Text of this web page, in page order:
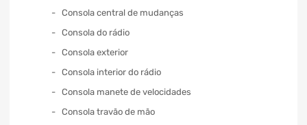
Consola central de mudanças
Consola do rádio
Consola exterior
Consola interior do rádio
Consola manete de velocidades
Consola travão de mão